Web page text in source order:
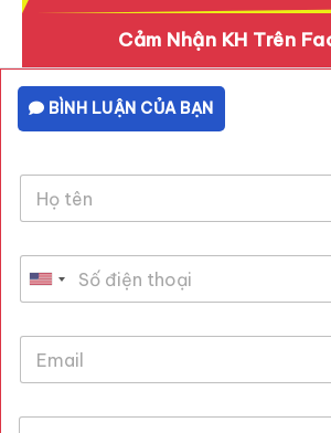
Cảm Nhận KH Trên
BÌNH LUẬN CỦA BẠN